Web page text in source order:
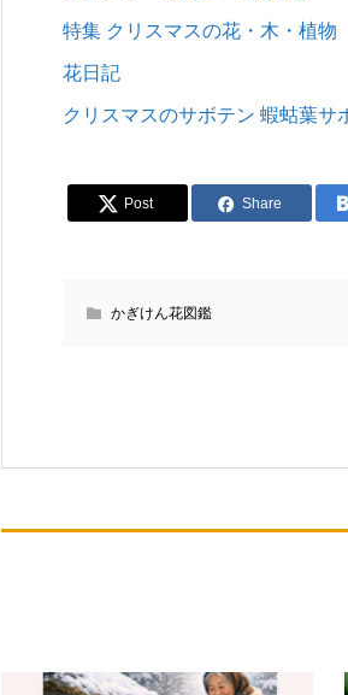
特集 クリスマスの花・木・植物
花日記
クリスマスのサボテン 蝦蛄葉サ
Post Share
かぎけん花図鑑